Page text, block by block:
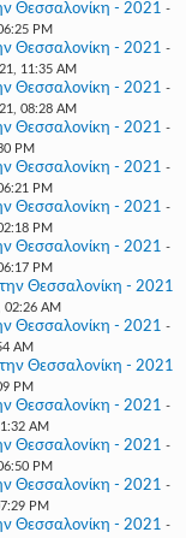
Θεσσαλονίκη - 2021 -
PM
Θεσσαλονίκη - 2021 -
11:35 AM
Θεσσαλονίκη - 2021 -
08:28 AM
Θεσσαλονίκη - 2021 -
PM
Θεσσαλονίκη - 2021 -
PM
Θεσσαλονίκη - 2021 -
PM
Θεσσαλονίκη - 2021 -
PM
Θεσσαλονίκη - 2021
AM
Θεσσαλονίκη - 2021 -
AM
Θεσσαλονίκη - 2021
PM
Θεσσαλονίκη - 2021 -
AM
Θεσσαλονίκη - 2021 -
PM
Θεσσαλονίκη - 2021 -
PM
Θεσσαλονίκη - 2021 -